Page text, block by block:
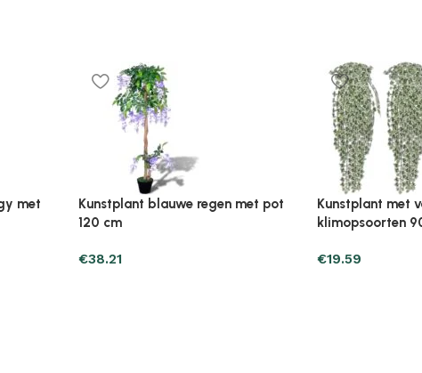
Plantenonline Broeikas 110×58,5×39
cm vurenhout grijs
€46.05
Plantenonline
cm vurenhout
€85.25